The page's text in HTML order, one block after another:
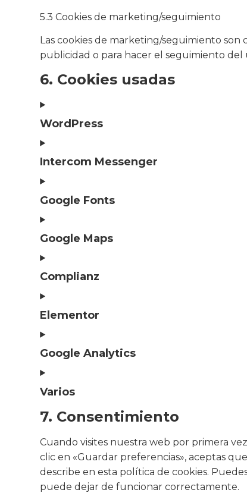
5.3 Cookies de marketing/seguimiento
Las cookies de marketing/seguimiento
publicidad o para hacer el seguimiento del
6. Cookies usadas
WordPress
Intercom Messenger
Google Fonts
Google Maps
Complianz
Elementor
Google Analytics
Varios
7. Consentimiento
Cuando visites nuestra web por primera
clic en «Guardar preferencias», aceptas
describe en esta política de cookies.
puede dejar de funcionar correctamente.